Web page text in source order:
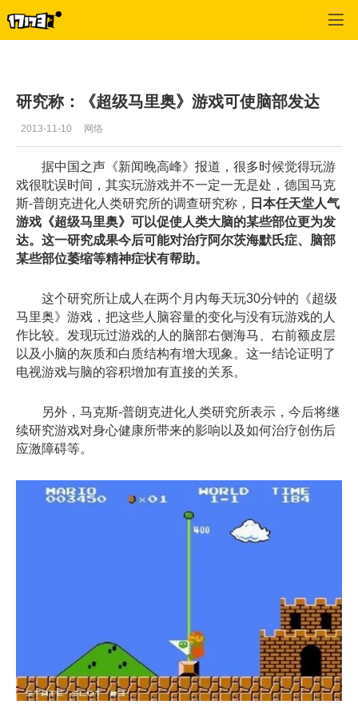
研究称：《超级马里奥》游戏可使脑部发达
2013-11-10 网络
据中国之声《新闻晚高峰》报道，很多时候觉得玩游
戏很耽误时间，其实玩游戏并不一定一无是处，德国马克
斯-普朗克进化人类研究所的调查研究称，
日本任天堂人气
游戏《超级马里奥》可以促使人类大脑的某些部位更为发
达。这一研究成果今后可能对治疗阿尔茨海默氏症、脑部
某些部位萎缩等精神症状有帮助。
这个研究所让成人在两个月内每天玩30分钟的《超级
马里奥》游戏，把这些人脑容量的变化与没有玩游戏的人
作比较。发现玩过游戏的人的脑部右侧海马、右前额皮层
以及小脑的灰质和白质结构有增大现象。这一结论证明了
电视游戏与脑的容积增加有直接的关系。
另外，马克斯-普朗克进化人类研究所表示，今后将继
续研究游戏对身心健康所带来的影响以及如何治疗创伤后
应激障碍等。